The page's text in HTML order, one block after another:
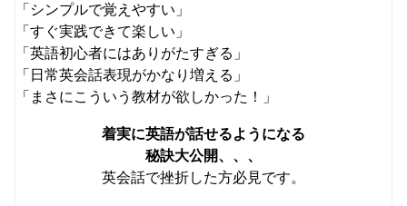
「シンプルで覚えやすい」
「すぐ実践できて楽しい」
「英語初心者にはありがたすぎる」
「日常英会話表現がかなり増える」
「まさにこういう教材が欲しかった！」
着実に英語が話せるようになる
秘訣大公開、、、
英会話で挫折した方必見です。